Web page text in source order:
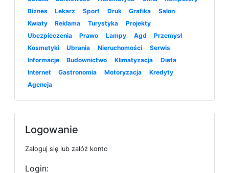
Biznes
Lekarz Sport Druk Grafika
Salon
Kwiaty
Reklama Turystyka
Projekty
Ubezpieczenia
Prawo Lampy Agd
Przemysł
Kosmetyki
Ubrania Nieruchomości
Serwis
Informacje
Budownictwo Klimatyzacja
Dieta
Internet
Gastronomia Motoryzacja
Kredyty
Agencja
Logowanie
Zaloguj się lub załóż konto
Login: